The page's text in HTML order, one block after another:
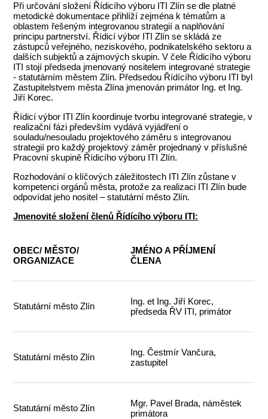
Při určování složení Řídicího výboru ITI Zlín se dle platné
metodické dokumentace přihlíží zejména k tématům a
oblastem řešeným integrovanou strategií a naplňování
principu partnerství. Řídicí výbor ITI Zlín se skládá ze
zástupců veřejného, neziskového, podnikatelského sektoru a
dalších subjektů a zájmových skupin. V čele Řídicího výboru
ITI stojí předseda jmenovaný nositelem integrované strategie
- statutárním městem Zlín. Předsedou Řídícího výboru ITI byl
Zastupitelstvem města Zlína jmenován primátor Ing. et Ing.
Jiří Korec.
Řídicí výbor ITI Zlín koordinuje tvorbu integrované strategie, v
realizační fázi především vydává vyjádření o
souladu/nesouladu projektového záměru s integrovanou
strategií pro každý projektový záměr projednaný v příslušné
Pracovní skupině Řídicího výboru ITI Zlín.
Rozhodování o klíčových záležitostech ITI Zlín zůstane v
kompetenci orgánů města, protože za realizaci ITI Zlín bude
odpovídat jeho nositel – statutární město Zlín.
Jmenovité složení členů Řídícího výboru ITI:
OBEC/ MĚSTO/
ORGANIZACE
JMÉNO A PŘÍJMENÍ
ČLENA
Statutární město Zlín
Ing. et Ing. Jiří Korec,
předseda ŘV ITI, primátor
Statutární město Zlín
Ing. Čestmír Vančura,
zastupitel
Statutární město Zlín
Mgr. Pavel Brada, náměstek
primátora